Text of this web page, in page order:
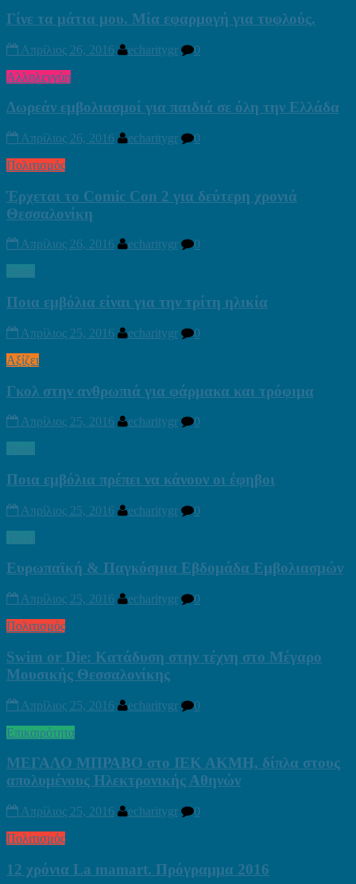
Γίνε τα μάτια μου. Μία εφαρμογή για τυφλούς.
Απρίλιος 26, 2016 echaritygr
0
Αλληλεγγύη
Δωρεάν εμβολιασμοί για παιδιά σε όλη την Ελλάδα
Απρίλιος 26, 2016 echaritygr
0
Πολιτισμός
Έρχεται το Comic Con 2 για δεύτερη χρονιά
Θεσσαλονίκη
Απρίλιος 26, 2016 echaritygr
0
Ποια εμβόλια είναι για την τρίτη ηλικία
Απρίλιος 25, 2016 echaritygr
0
Αξίζει
Γκολ στην ανθρωπιά για φάρμακα και τρόφιμα
Απρίλιος 25, 2016 echaritygr
0
Ποια εμβόλια πρέπει να κάνουν οι έφηβοι
Απρίλιος 25, 2016 echaritygr
0
Ευρωπαϊκή & Παγκόσμια Εβδομάδα Εμβολιασμών
Απρίλιος 25, 2016 echaritygr
0
Πολιτισμός
Swim or Die: Κατάδυση στην τέχνη στο Μέγαρο
Μουσικής Θεσσαλονίκης
Απρίλιος 25, 2016 echaritygr
0
Επικαιρότητα
ΜΕΓΑΛΟ ΜΠΡΑΒΟ στo ΙΕΚ ΑΚΜΗ, δίπλα στους
απολυμένους Ηλεκτρονικής Αθηνών
Απρίλιος 25, 2016 echaritygr
0
Πολιτισμός
12 χρόνια La mamart. Πρόγραμμα 2016